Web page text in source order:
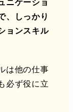
ニケーショ
、しっかり
ョンスキル
は他の仕事
必ず役に立